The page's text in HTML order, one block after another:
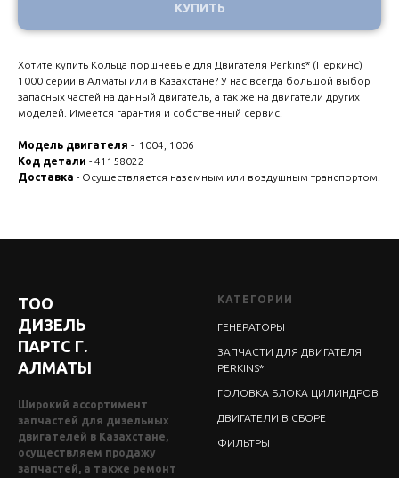
КУПИТЬ
Хотите купить Кольца поршневые для Двигателя Perkins* (Перкинс)
1000 серии в Алматы или в Казахстане? У нас всегда большой выбор
запасных частей на данный двигатель, а так же на двигатели других
моделей. Имеется гарантия и собственный сервис.
Модель двигателя - 1004, 1006
Код детали - 41158022
Доставка - Осуществляется наземным или воздушным транспортом.
ТОО
ДИЗЕЛЬ
ПАРТС Г.
АЛМАТЫ
Широкий ассортимент
запчастей для дизельных
двигателей в Казахстане,
осуществляем продажу
запчастей, а также ремонт
КАТЕГОРИИ
ГЕНЕРАТОРЫ
ЗАПЧАСТИ ДЛЯ ДВИГАТЕЛЯ
PERKINS*
ГОЛОВКА БЛОКА ЦИЛИНДРОВ
ДВИГАТЕЛИ В СБОРЕ
ФИЛЬТРЫ